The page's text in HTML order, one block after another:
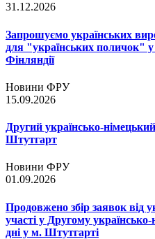
31.12.2026
Запрошуємо українських
для "українських поличок"
Фінляндії
Новини ФРУ
15.09.2026
Другий українсько-
Штутгарт
Новини ФРУ
01.09.2026
Продовжено збір заявок від
участі у Другому
дні у м. Штутгарті